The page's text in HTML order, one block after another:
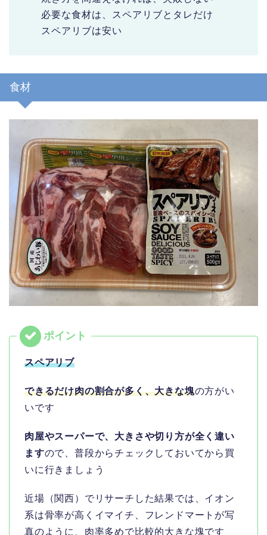
必要な食材は、スペアリブとタレだけ
スペアリブは安い
食材
スペアリブ
できるだけ肉の割合が多く、大きな塊の方がい
いです
肉屋やスーパーで、大きさや切り方が全く違い
ますので、普段からチェックしておいてから買
いに行きましょう
近場（関西）でリサーチした結果では、イオン
系は骨率が高くイマイチ、フレンドマートが写
真のように、肉率多めで比較的大きな塊です